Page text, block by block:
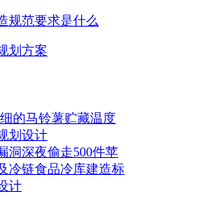
规范要求是什么
划方案
的马铃薯贮藏温度
划设计
洞深夜偷走500件苹
冷链食品冷库建造标
计